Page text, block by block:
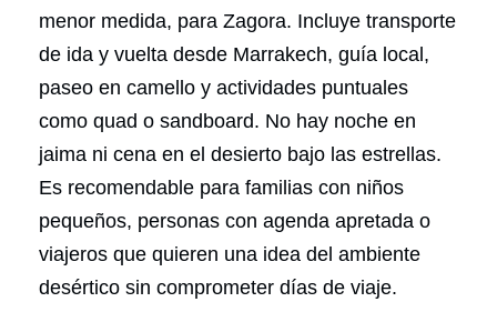
menor medida, para Zagora. Incluye transporte
de ida y vuelta desde Marrakech, guía local,
paseo en camello y actividades puntuales
como quad o sandboard. No hay noche en
jaima ni cena en el desierto bajo las estrellas.
Es recomendable para familias con niños
pequeños, personas con agenda apretada o
viajeros que quieren una idea del ambiente
desértico sin comprometer días de viaje.